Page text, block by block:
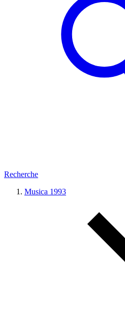
Recherche
Musica 1993